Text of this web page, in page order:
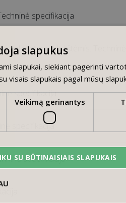
specifikacija
poliuretano plokštėmis. Techninė
specifikacija
specifikacija
specifikacija
slapukus
slapukai, siekiant pagerinti
visais slapukais pagal mūsų
Veikimą gerinantys
SU BŪTINAISIAIS SLAPUKAIS